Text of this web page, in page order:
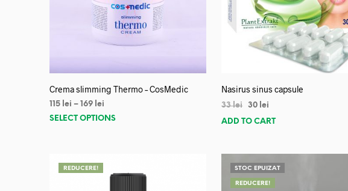
Crema slimming Thermo – CosMedic
115 lei – 169 lei
SELECT OPTIONS
Nasirus sinus capsule
33lei 30 lei
ADD TO CART
REDUCERE! STOC EPUIZAT
REDUCERE!